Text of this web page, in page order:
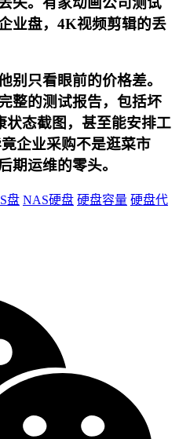
业盘，4K视频剪辑的丢
别只看眼前的价格差。
整的测试报告，包括坏
态截图，甚至能安排工
企业采购不是逛菜市
期运维的零头。
盘 NAS硬盘 硬盘容量 硬盘代